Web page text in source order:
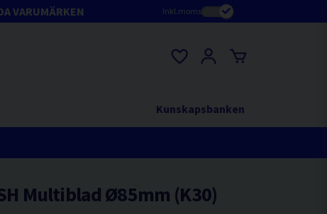
VARUMÄRKEN Inkl.moms
Kunskapsbanken
Multiblad Ø85mm (K30)